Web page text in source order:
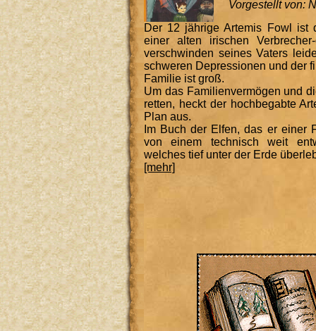
Vorgestellt von:
Der 12 jährige Artemis Fowl ist
einer alten irischen
verschwinden seines Vaters
schweren Depressionen und der
Familie ist groß.
Um das Familienvermögen und
retten, heckt der hochbegabte
Plan aus.
Im Buch der Elfen, das er einer
von einem technisch weit
welches tief unter der Erde
[mehr]